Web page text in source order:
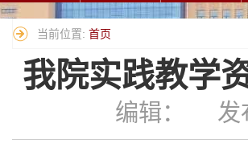
当前位置: 首页
我院实践教学
编辑： 发